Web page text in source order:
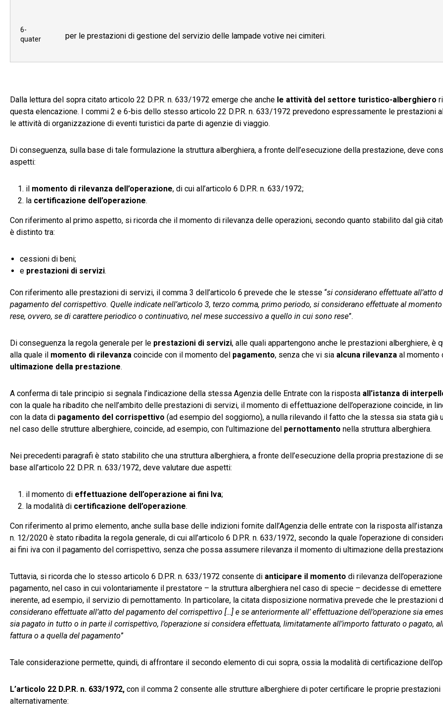
6-
quater
per le prestazioni di gestione del servizio delle lampade votive nei cimiteri.
Dalla lettura del sopra citato articolo 22 D.P.R. n. 633/1972 emerge che anche le attività del settore turistico-alberghiero
questa elencazione. I commi 2 e 6-bis dello stesso articolo 22 D.P.R. n. 633/1972 prevedono espressamente le prestazioni
le attività di organizzazione di eventi turistici da parte di agenzie di viaggio.
Di conseguenza, sulla base di tale formulazione la struttura alberghiera, a fronte dell’esecuzione della prestazione, deve
aspetti:
il momento di rilevanza dell’operazione, di cui all’articolo 6 D.P.R. n. 633/1972;
la certificazione dell’operazione.
Con riferimento al primo aspetto, si ricorda che il momento di rilevanza delle operazioni, secondo quanto stabilito dal già
è distinto tra:
cessioni di beni;
e prestazioni di servizi.
Con riferimento alle prestazioni di servizi, il comma 3 dell’articolo 6 prevede che le stesse “si considerano effettuate all’atto
pagamento del corrispettivo. Quelle indicate nell’articolo 3, terzo comma, primo periodo, si considerano effettuate al
rese, ovvero, se di carattere periodico o continuativo, nel mese successivo a quello in cui sono rese”.
Di conseguenza la regola generale per le prestazioni di servizi, alle quali appartengono anche le prestazioni alberghiere, è
alla quale il momento di rilevanza coincide con il momento del pagamento, senza che vi sia alcuna rilevanza al momento
ultimazione della prestazione.
A conferma di tale principio si segnala l’indicazione della stessa Agenzia delle Entrate con la risposta all’istanza di
con la quale ha ribadito che nell’ambito delle prestazioni di servizi, il momento di effettuazione dell’operazione coincide, in
con la data di pagamento del corrispettivo (ad esempio del soggiorno), a nulla rilevando il fatto che la stessa sia stata già
nel caso delle strutture alberghiere, coincide, ad esempio, con l’ultimazione del pernottamento nella struttura alberghiera.
Nei precedenti paragrafi è stato stabilito che una struttura alberghiera, a fronte dell’esecuzione della propria prestazione di
base all’articolo 22 D.P.R. n. 633/1972, deve valutare due aspetti:
il momento di effettuazione dell’operazione ai fini Iva;
la modalità di certificazione dell’operazione.
Con riferimento al primo elemento, anche sulla base delle indizioni fornite dall’Agenzia delle entrate con la risposta
n. 12/2020 è stato ribadita la regola generale, di cui all’articolo 6 D.P.R. n. 633/1972, secondo la quale l’operazione di
ai fini iva con il pagamento del corrispettivo, senza che possa assumere rilevanza il momento di ultimazione della
Tuttavia, si ricorda che lo stesso articolo 6 D.P.R. n. 633/1972 consente di anticipare il momento di rilevanza
pagamento, nel caso in cui volontariamente il prestatore – la struttura alberghiera nel caso di specie – decidesse di
inerente, ad esempio, il servizio di pernottamento. In particolare, la citata disposizione normativa prevede che le prestazioni
considerano effettuate all’atto del pagamento del corrispettivo […] e se anteriormente all’ effettuazione dell’operazione sia
sia pagato in tutto o in parte il corrispettivo, l’operazione si considera effettuata, limitatamente all’importo fatturato o pagato,
fattura o a quella del pagamento”
Tale considerazione permette, quindi, di affrontare il secondo elemento di cui sopra, ossia la modalità di certificazione
L’articolo 22 D.P.R. n. 633/1972, con il comma 2 consente alle strutture alberghiere di poter certificare le proprie prestazioni
alternativamente: